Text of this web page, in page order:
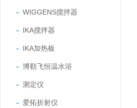
WIGGENS搅拌器
IKA搅拌器
IKA加热板
博勒飞恒温水浴
测定仪
爱拓折射仪